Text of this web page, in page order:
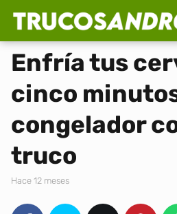
Enfría tus
cinco
congelador
truco
hace 12 meses